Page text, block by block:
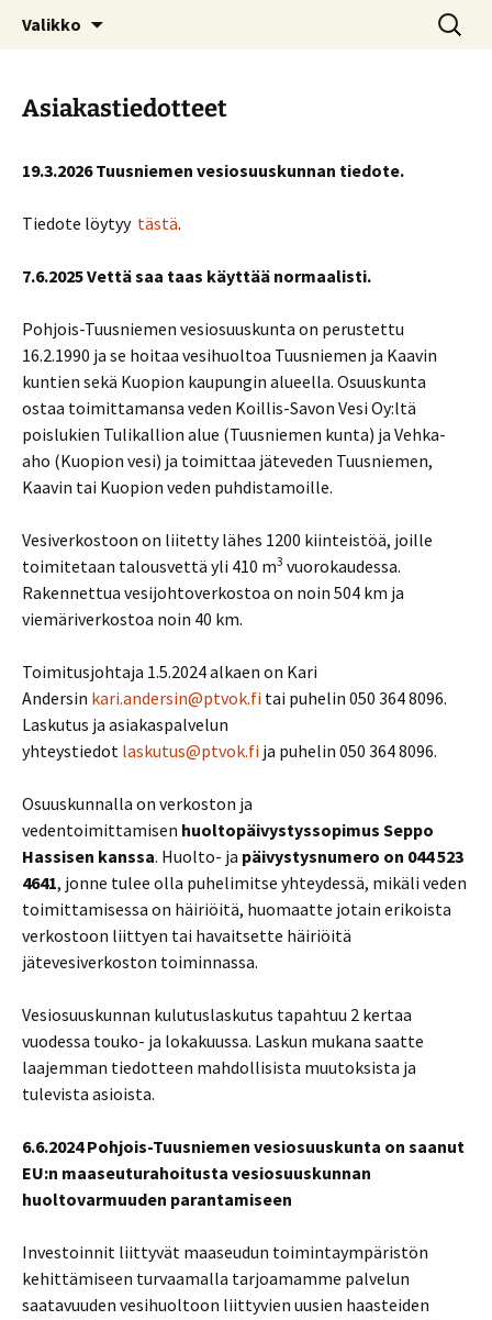
Valikko Haku:
Asiakastiedotteet
19.3.2026 Tuusniemen vesiosuuskunnan tiedote.
Tiedote löytyy tästä.
7.6.2025 Vettä saa taas käyttää normaalisti.
Pohjois-Tuusniemen vesiosuuskunta on perustettu
16.2.1990 ja se hoitaa vesihuoltoa Tuusniemen ja Kaavin
kuntien sekä Kuopion kaupungin alueella. Osuuskunta
ostaa toimittamansa veden Koillis-Savon Vesi Oy:ltä
poislukien Tulikallion alue (Tuusniemen kunta) ja Vehka-
aho (Kuopion vesi) ja toimittaa jäteveden Tuusniemen,
Kaavin tai Kuopion veden puhdistamoille.
Vesiverkostoon on liitetty lähes 1200 kiinteistöä, joille
toimitetaan talousvettä yli 410 m3 vuorokaudessa.
Rakennettua vesijohtoverkostoa on noin 504 km ja
viemäriverkostoa noin 40 km.
Toimitusjohtaja 1.5.2024 alkaen on Kari
Andersin kari.andersin@ptvok.fi tai puhelin 050 364 8096.
Laskutus ja asiakaspalvelun
yhteystiedot laskutus@ptvok.fi ja puhelin 050 364 8096.
Osuuskunnalla on verkoston ja
vedentoimittamisen huoltopäivystyssopimus Seppo
Hassisen kanssa. Huolto- ja päivystysnumero on 044 523
4641, jonne tulee olla puhelimitse yhteydessä, mikäli veden
toimittamisessa on häiriöitä, huomaatte jotain erikoista
verkostoon liittyen tai havaitsette häiriöitä
jätevesiverkoston toiminnassa.
Vesiosuuskunnan kulutuslaskutus tapahtuu 2 kertaa
vuodessa touko- ja lokakuussa. Laskun mukana saatte
laajemman tiedotteen mahdollisista muutoksista ja
tulevista asioista.
6.6.2024 Pohjois-Tuusniemen vesiosuuskunta on saanut
EU:n maaseuturahoitusta vesiosuuskunnan
huoltovarmuuden parantamiseen
Investoinnit liittyvät maaseudun toimintaympäristön
kehittämiseen turvaamalla tarjoamamme palvelun
saatavuuden vesihuoltoon liittyvien uusien haasteiden